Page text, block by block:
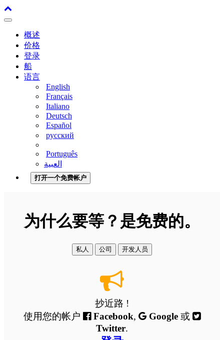
Toggle
navigation
概述
价格
登录
船
语言
English
Français
Italiano
Deutsch
Español
русский
Português
‫العبية
打开一个免费帐户
为什么要等？是免费的。
私人 公司 开发人员
抄近路 !
使用您的帐户
Facebook, Google 或
Twitter.